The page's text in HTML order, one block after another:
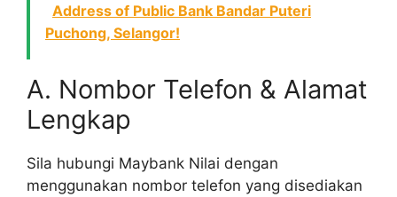
Address of Public Bank Bandar Puteri
Puchong, Selangor!
A. Nombor Telefon & Alamat
Lengkap
Sila hubungi Maybank Nilai dengan
menggunakan nombor telefon yang disediakan